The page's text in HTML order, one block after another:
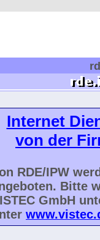
Internet
von der
RDE/IPW
Bitte
GmbH